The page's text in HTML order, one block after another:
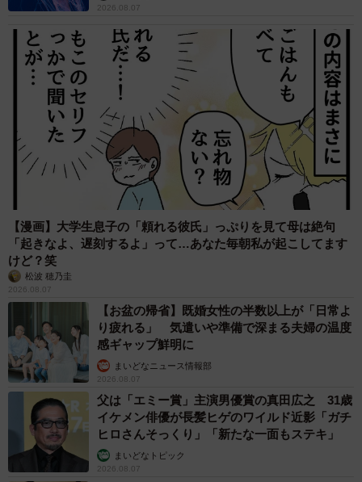
2026.08.07
【漫画】大学生息子の「頼れる彼氏」っぷりを見て母は絶句
「起きなよ、遅刻するよ」って…あなた毎朝私が起こしてます
けど？笑
松波 穂乃圭
2026.08.07
【お盆の帰省】既婚女性の半数以上が「日常よ
り疲れる」 気遣いや準備で深まる夫婦の温度
感ギャップ鮮明に
まいどなニュース情報部
2026.08.07
父は「エミー賞」主演男優賞の真田広之 31歳
イケメン俳優が長髪ヒゲのワイルド近影「ガチ
ヒロさんそっくり」「新たな一面もステキ」
まいどなトピック
2026.08.07